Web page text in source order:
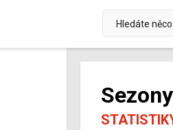
Sezony